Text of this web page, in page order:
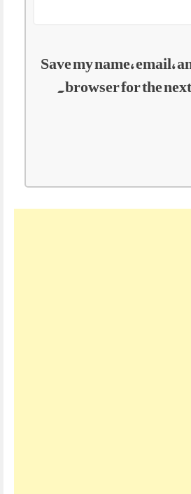
Save my name, email,
browser for the